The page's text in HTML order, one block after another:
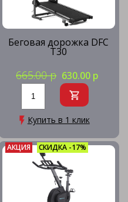
Беговая дорожка DFC
T30
665.00 р 630.00 р
Купить в 1 клик
АКЦИЯ СКИДКА -17%